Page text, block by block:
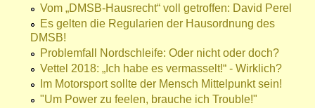
Vom „DMSB-Hausrecht“ voll getroffen: David Perel
Es gelten die Regularien der Hausordnung des
DMSB!
Problemfall Nordschleife: Oder nicht oder doch?
Vettel 2018: „Ich habe es vermasselt!“ - Wirklich?
Im Motorsport sollte der Mensch Mittelpunkt sein!
"Um Power zu feelen, brauche ich Trouble!"